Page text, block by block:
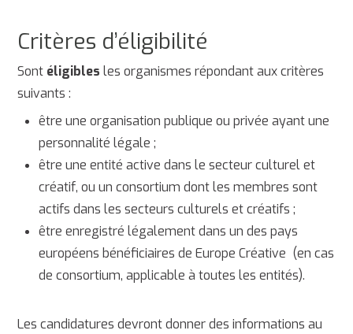
Critères d’éligibilité
Sont éligibles les organismes répondant aux critères
suivants :
être une organisation publique ou privée ayant une
personnalité légale ;
être une entité active dans le secteur culturel et
créatif, ou un consortium dont les membres sont
actifs dans les secteurs culturels et créatifs ;
être enregistré légalement dans un des pays
européens bénéficiaires de Europe Créative (en cas
de consortium, applicable à toutes les entités).
Les candidatures devront donner des informations au